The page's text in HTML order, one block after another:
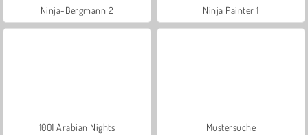
Ninja-Bergmann 2 Ninja Painter 1
1001 Arabian Nights Mustersuche